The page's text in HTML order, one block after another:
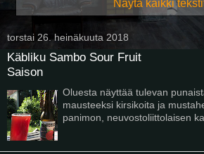
Näytä kaikki
torstai 26. heinäkuuta 2018
Käbliku Sambo Sour Fruit
Saison
Oluesta näyttää tulevan
mausteeksi kirsikoita ja
panimon, neuvostoliittolaisen